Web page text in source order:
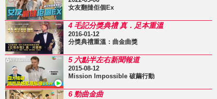
女友翻撻佢個Ex
4 毛記分獎典禮 真．足本重溫
2016-01-12
分獎典禮重溫：曲金曲獎
5 六點半左右新聞報道
2015-08-12
Mission Impossible 破繭行動
6 勁曲金曲